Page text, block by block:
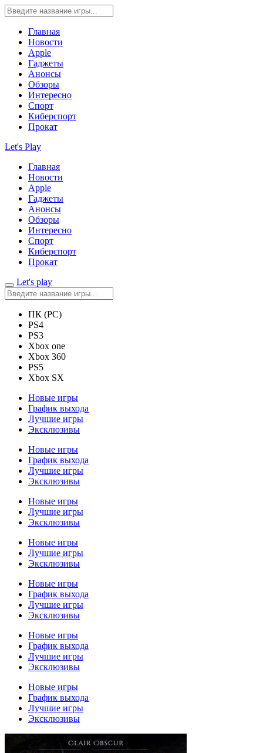
Главная
Новости
Apple
Гаджеты
Анонсы
Обзоры
Интересно
Спорт
Киберспорт
Прокат
Let's Play
Главная
Новости
Apple
Гаджеты
Анонсы
Обзоры
Интересно
Спорт
Киберспорт
Прокат
Let's play
ПК (PC)
PS4
PS3
Xbox one
Xbox 360
PS5
Xbox SX
Новые игры
График выхода
Лучшие игры
Эксклюзивы
Новые игры
График выхода
Лучшие игры
Эксклюзивы
Новые игры
Лучшие игры
Эксклюзивы
Новые игры
Лучшие игры
Эксклюзивы
Новые игры
График выхода
Лучшие игры
Эксклюзивы
Новые игры
График выхода
Лучшие игры
Эксклюзивы
Новые игры
График выхода
Лучшие игры
Эксклюзивы